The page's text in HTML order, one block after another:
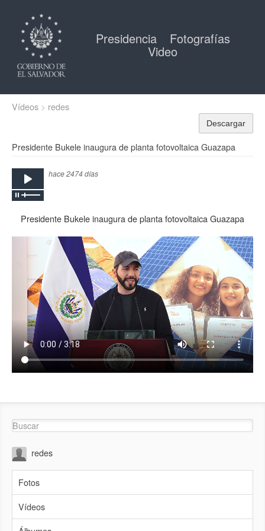
Presidencia Fotografías
Video
Vídeos redes
Descargar
Presidente Bukele inaugura de planta fotovoltaica Guazapa
hace 2474 días
Presidente Bukele inaugura de planta fotovoltaica Guazapa
redes
Fotos
Vídeos